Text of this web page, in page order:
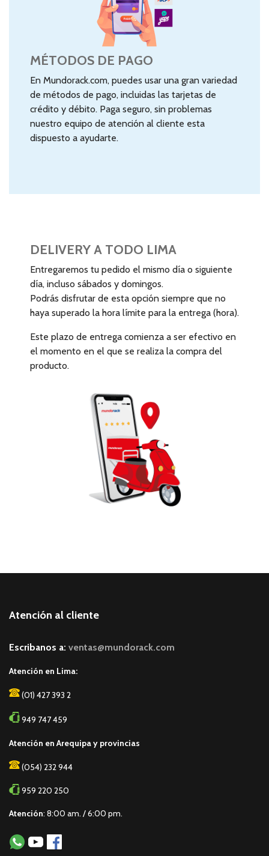
MÉTODOS DE PAGO
En Mundorack.com, puedes usar una gran variedad
de métodos de pago, incluidas las tarjetas de
crédito y débito. Paga seguro, sin problemas
nuestro equipo de atención al cliente esta
dispuesto a ayudarte.
DELIVERY A TODO LIMA
Entregaremos tu pedido el mismo día o siguiente
día, incluso sábados y domingos.
Podrás disfrutar de esta opción siempre que no
haya superado la hora límite para la entrega (hora).
Este plazo de entrega comienza a ser efectivo en
el momento en el que se realiza la compra del
producto.
Atención al cliente
Escribanos a: ventas@mundorack.com
Atención en Lima:
(01) 427 393 2
949 747 459
Atención en Arequipa y provincias
(054) 232 944
959 220 250
Atención: 8:00 am. / 6:00 pm.